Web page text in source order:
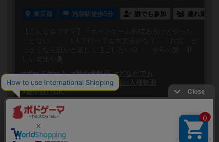
東京都 池袋駅徒歩5分 誰でも参加 連れ添い
【こんな会です💡】「ボードゲーム興味あるけどやった
ことない…」「1人で行っても大丈夫かな？」「お盆、せ
っかくなら誰かと楽しく過ごしたい🌻」「今年の夏、新
しい友達や趣...
#ボードゲーム
#初心者歓迎
#どなたでも
#初参加歓迎
#途中参加OK
#お一人様歓迎
#途中抜けOK
閉じる
ボードゲームのプレイ履歴を記録し